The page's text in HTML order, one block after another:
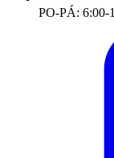
PO-PÁ: 6:00-